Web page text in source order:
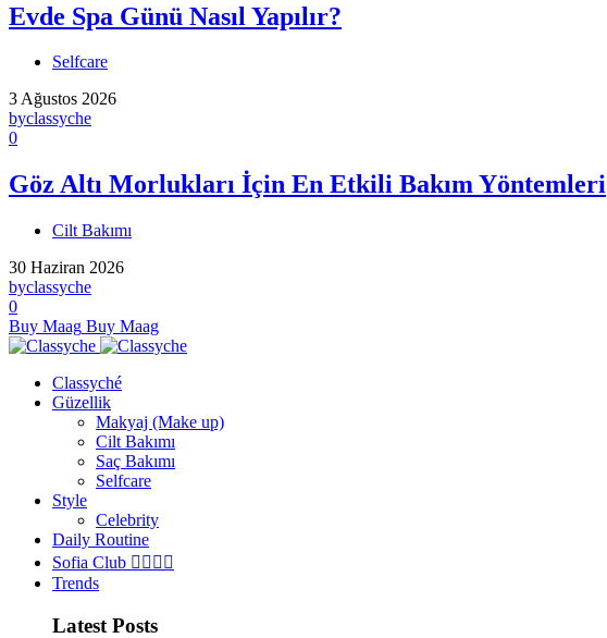
Evde Spa Günü Nasıl Yapılır?
Selfcare
3 Ağustos 2026
byclassyche
0
Göz Altı Morlukları İçin En Etkili Bakım Yöntemleri
Cilt Bakımı
30 Haziran 2026
byclassyche
0
Buy Maag Buy Maag
Classyché
Güzellik
Makyaj (Make up)
Cilt Bakımı
Saç Bakımı
Selfcare
Style
Celebrity
Daily Routine
Sofia Club 👩‍❤️‍💋‍👨
Trends
Latest Posts